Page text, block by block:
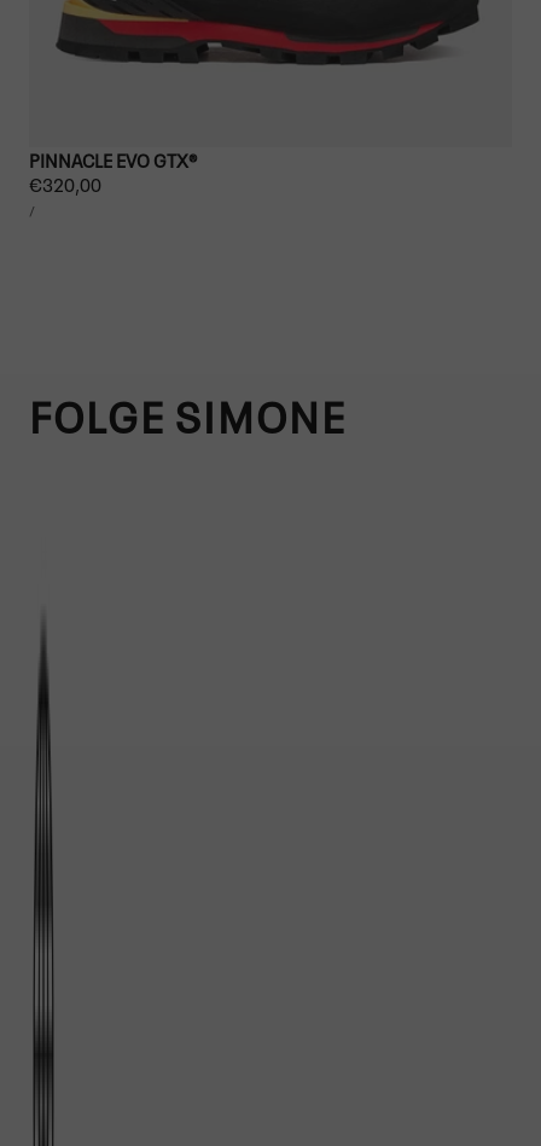
PINNACLE EVO GTX®
Regulärer
Preis
€320,00
STÜCKPREIS
/
FOLGE SIMONE